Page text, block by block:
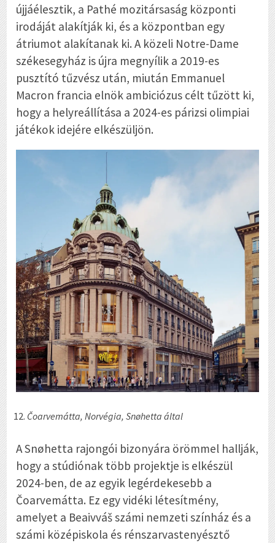
újjáélesztik, a Pathé mozitársaság központi
irodáját alakítják ki, és a központban egy
átriumot alakítanak ki. A közeli Notre-Dame
székesegyház is újra megnyílik a 2019-es
pusztító tűzvész után, miután Emmanuel
Macron francia elnök ambiciózus célt tűzött ki,
hogy a helyreállítása a 2024-es párizsi olimpiai
játékok idejére elkészüljön.
Čoarvemátta, Norvégia, Snøhetta által
A Snøhetta rajongói bizonyára örömmel hallják,
hogy a stúdiónak több projektje is elkészül
2024-ben, de az egyik legérdekesebb a
Čoarvemátta. Ez egy vidéki létesítmény,
amelyet a Beaivváš számi nemzeti színház és a
számi középiskola és rénszarvastenyésztő